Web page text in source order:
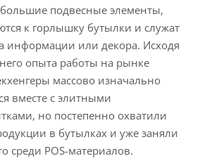
подвесные элементы,
к горлышку бутылки и служат
информации или декора. Исходя
опыта работы на рынке
массово изначально
вместе с элитными
но постепенно охватили
в бутылках и уже заняли
среди POS-материалов.